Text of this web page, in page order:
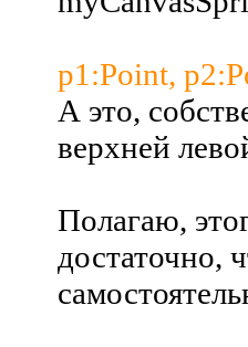
p1:Point,
А это,
верхней
Полагаю,
достаточно,